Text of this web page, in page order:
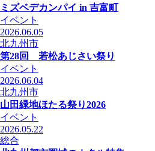
ミズベデカンパイ in 吉富町
イベント
2026.06.05
北九州市
第28回 若松あじさい祭り
イベント
2026.06.04
北九州市
山田緑地ほたる祭り2026
イベント
2026.05.22
総合